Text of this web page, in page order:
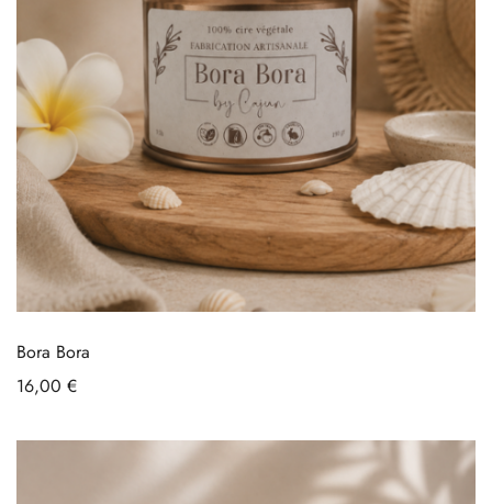
Bora Bora
16,00 €